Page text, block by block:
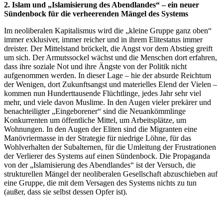
2. Islam und „Islamisierung des Abendlandes“ – ein neuer
Sündenbock für die verheerenden Mängel des Systems
Im neoliberalen Kapitalismus wird die „kleine Gruppe ganz oben“
immer exklusiver, immer reicher und in ihrem Elitestatus immer
dreister. Der Mittelstand bröckelt, die Angst vor dem Abstieg greift
um sich. Der Armutssockel wächst und die Menschen dort erfahren,
dass ihre soziale Not und ihre Ängste von der Politik nicht
aufgenommen werden. In dieser Lage – hie der absurde Reichtum
der Wenigen, dort Zukunftsangst und materielles Elend der Vielen –
kommen nun Hunderttausende Flüchtlinge, jedes Jahr sehr viel
mehr, und viele davon Muslime. In den Augen vieler prekärer und
benachteiligter „Eingeborener“ sind die Neuankömmlinge
Konkurrenten um öffentliche Mittel, um Arbeitsplätze, um
Wohnungen. In den Augen der Eliten sind die Migranten eine
Manövriermasse in der Strategie für niedrige Löhne, für das
Wohlverhalten der Subalternen, für die Umleitung der Frustrationen
der Verlierer des Systems auf einen Sündenbock. Die Propaganda
von der „Islamisierung des Abendlandes“ ist der Versuch, die
strukturellen Mängel der neoliberalen Gesellschaft abzuschieben auf
eine Gruppe, die mit dem Versagen des Systems nichts zu tun
(außer, dass sie selbst dessen Opfer ist).